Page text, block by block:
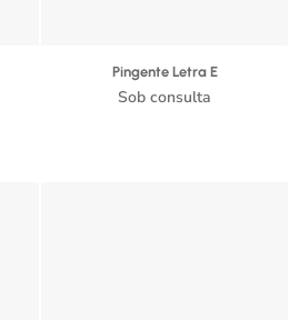
Pingente Letra E
Sob consulta